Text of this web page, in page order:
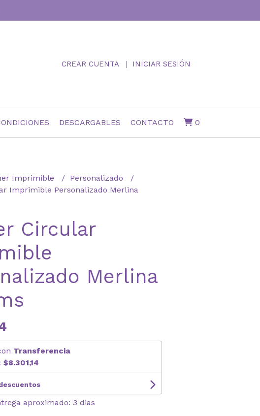
CREAR CUENTA INICIAR SESIÓN
DESCARGABLES CONTACTO 0
Imprimible
Personalizado
Imprimible Personalizado Merlina
Circular
Merlina
Transferencia
$8.301,14
aproximado: 3 dias